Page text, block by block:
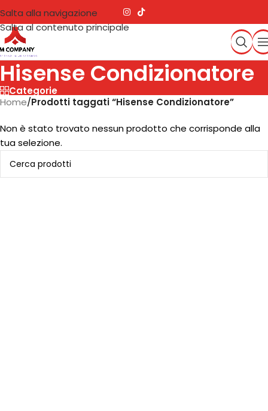
Salta alla navigazione
Salta al contenuto principale
Hisense Condizionatore
Categorie
Home/Prodotti taggati “Hisense Condizionatore”
Non è stato trovato nessun prodotto che corrisponde alla
tua selezione.